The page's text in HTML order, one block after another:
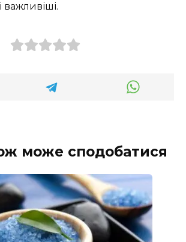
важливіші.
може сподобатися